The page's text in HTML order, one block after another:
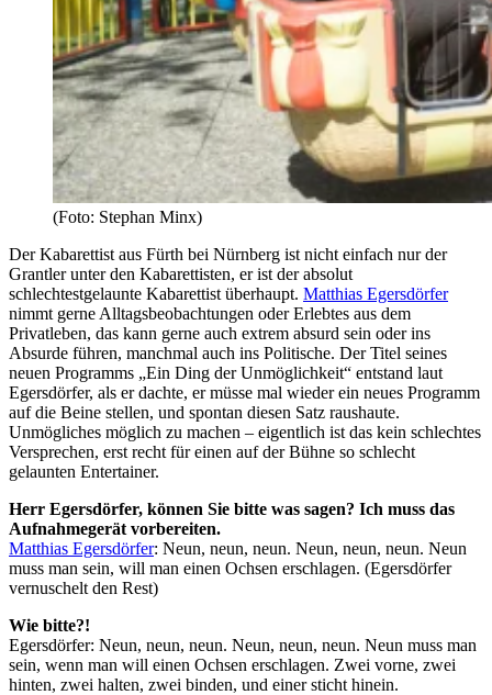
(Foto: Stephan Minx)
Der Kabarettist aus Fürth bei Nürnberg ist nicht einfach nur der
Grantler unter den Kabarettisten, er ist der absolut
schlechtestgelaunte Kabarettist überhaupt. Matthias Egersdörfer
nimmt gerne Alltagsbeobachtungen oder Erlebtes aus dem
Privatleben, das kann gerne auch extrem absurd sein oder ins
Absurde führen, manchmal auch ins Politische. Der Titel seines
neuen Programms „Ein Ding der Unmöglichkeit“ entstand laut
Egersdörfer, als er dachte, er müsse mal wieder ein neues Programm
auf die Beine stellen, und spontan diesen Satz raushaute.
Unmögliches möglich zu machen – eigentlich ist das kein schlechtes
Versprechen, erst recht für einen auf der Bühne so schlecht
gelaunten Entertainer.
Herr Egersdörfer, können Sie bitte was sagen? Ich muss das
Aufnahmegerät vorbereiten.
Matthias Egersdörfer: Neun, neun, neun. Neun, neun, neun. Neun
muss man sein, will man einen Ochsen erschlagen. (Egersdörfer
vernuschelt den Rest)
Wie bitte?!
Egersdörfer: Neun, neun, neun. Neun, neun, neun. Neun muss man
sein, wenn man will einen Ochsen erschlagen. Zwei vorne, zwei
hinten, zwei halten, zwei binden, und einer sticht hinein.